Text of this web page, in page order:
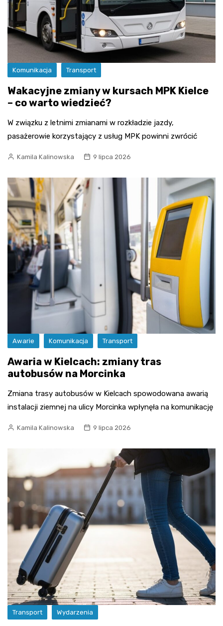
Komunikacja Transport
Wakacyjne zmiany w kursach MPK Kielce
– co warto wiedzieć?
W związku z letnimi zmianami w rozkładzie jazdy,
pasażerowie korzystający z usług MPK powinni zwrócić
Kamila Kalinowska 9 lipca 2026
Awarie Komunikacja Transport
Awaria w Kielcach: zmiany tras
autobusów na Morcinka
Zmiana trasy autobusów w Kielcach spowodowana awarią
instalacji ziemnej na ulicy Morcinka wpłynęła na komunikację
Kamila Kalinowska 9 lipca 2026
Transport Wydarzenia